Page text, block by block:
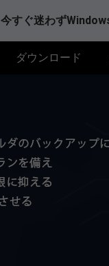
すぐ迷わず
ダウンロード